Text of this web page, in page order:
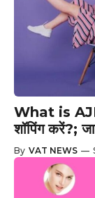
What is
शॉपिंग करें?;
By VAT NEWS —